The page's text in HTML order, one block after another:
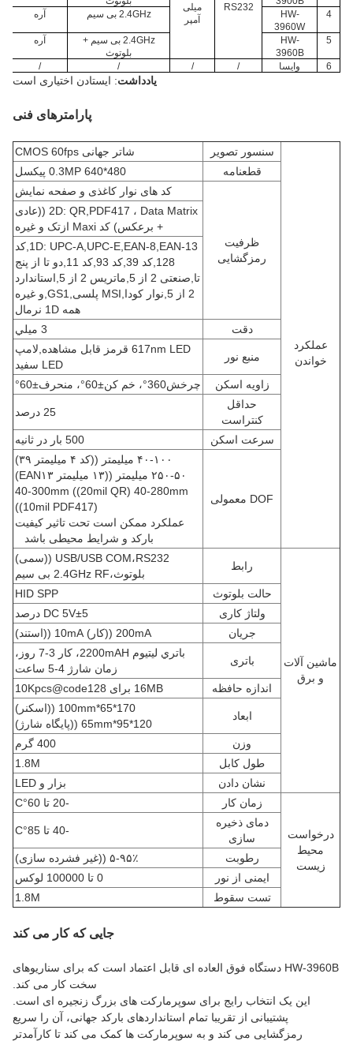
RS232
میلی
آمپر
4
HW-
3960W
2.4GHz بی سیم آره
5
HW-
3960B
2.4GHz بی سیم +
بلوتوث
آره
6 وایسا /
/
/
/
یادداشت: ایستادن اختیاری است
پارامترهای فنی
عملکرد
خواندن
سنسور تصویر
شاتر جهانی CMOS 60fps
قطعنامه
0.3MP 640*480 پیکسل
ظرفیت
رمزگشایی
کد های نوار کاغذی و صفحه نمایش
2D: QR,PDF417 ، Data Matrix ((عادی
+ برعکس) کد Maxi ازتک و غیره
1D: UPC-A UPC-E EAN-8 EAN-13
کد
128 کد 39 کد 93 کد 11
دو تا از پنج
تا صنعتی 2 از 5 ماتریس 2 از 5
استاندارد
2 از 5
نوار کودا MSI پلسی GS1 و غیره
همه 1D نرمال
دقت
3 ميلي
منبع نور
617nm LED قرمز قابل مشاهده
لامپ
LED سفید
زاویه اسکن
چرخش360 °، خم کن±
60
°، منحرف±
60
°
حداقل
کنتراست
25 درصد
سرعت اسکن 500 بار در ثانیه
DOF معمولی
۴۰-۱۰۰ میلیمتر ((کد ۴ میلیمتر ۳۹)
۵۰-۲۵۰ میلیمتر ((۱۳ میلیمتر EAN۱۳)
40-300mm ((20mil QR) 40-280mm
((10mil PDF417)
عملکرد ممکن است تحت تاثیر کیفیت
بارکد و شرایط محیطی باشد
ماشین آلات
و برق
رابط
USB/USB COM،RS232 ((سمی)
بلوتوث،2.4GHz RF بی سیم
حالت بلوتوث
HID SPP
ولتاژ کاری
DC 5V±5 درصد
جریان
200mA ((کار) 10mA ((استند)
باتری
باتري ليتيوم 2200mAH، کار 3-7 روز،
زمان شارژ 4-5 ساعت
اندازه حافظه
16MB برای 10Kpcs@code128
ابعاد
170*65*100mm ((اسکنر)
120*95*65mm ((پایگاه شارژ)
وزن
400 گرم
طول کابل
1.8M
نشان دادن
بزار و LED
درخواست
محیط
زیست
زمان کار -20 تا 60
°C
دمای ذخیره
سازی
-40 تا 85 °C
رطوبت
۵-۹۵٪ ((غیر فشرده سازی)
ایمنی از نور
0 تا 100000 لوکس
تست سقوط
1.8M
جایی که کار می کند
HW-3960B دستگاه فوق العاده ای قابل اعتماد است که برای سناریوهای
سخت کار می کند.
این یک انتخاب رایج برای سوپرمارکت های بزرگ زنجیره ای است.
پشتیبانی از تقریبا تمام استانداردهای بارکد جهانی، آن را سریع
رمزگشایی می کند و به سوپرمارکت ها کمک می کند تا کارآمدتر